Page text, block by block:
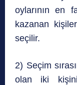
oylarının en
kazanan
seçilir.
2) Seçim
olan iki